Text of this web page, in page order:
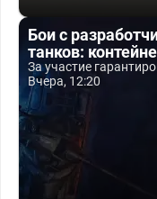
Бои с
танков:
За участие
Вчера, 12:20